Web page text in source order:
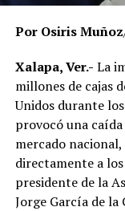
responsabilidades
señalaron que un
su inconformidad
considerar que las
intereses al
De acuerdo con
como
públicamente por
Por Osiris Muñoz
Xalapa, Ver.- La
millones de cajas
Unidos durante
provocó una
mercado
directamente a
presidente de la
Jorge García de la